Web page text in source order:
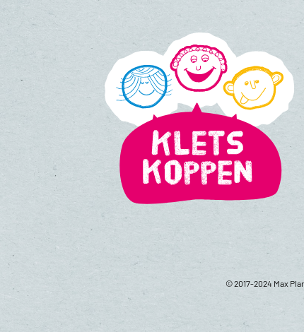
© 2017-2024 Max